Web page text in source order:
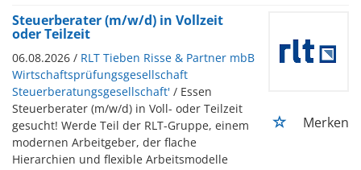
Steuerberater (m/w/d) in Vollzeit
oder Teilzeit
06.08.2026 / RLT Tieben Risse & Partner mbB
Wirtschaftsprüfungsgesellschaft
Steuerberatungsgesellschaft' / Essen
Steuerberater (m/w/d) in Voll- oder Teilzeit
gesucht! Werde Teil der RLT-Gruppe, einem
modernen Arbeitgeber, der flache
Hierarchien und flexible Arbeitsmodelle
Merken